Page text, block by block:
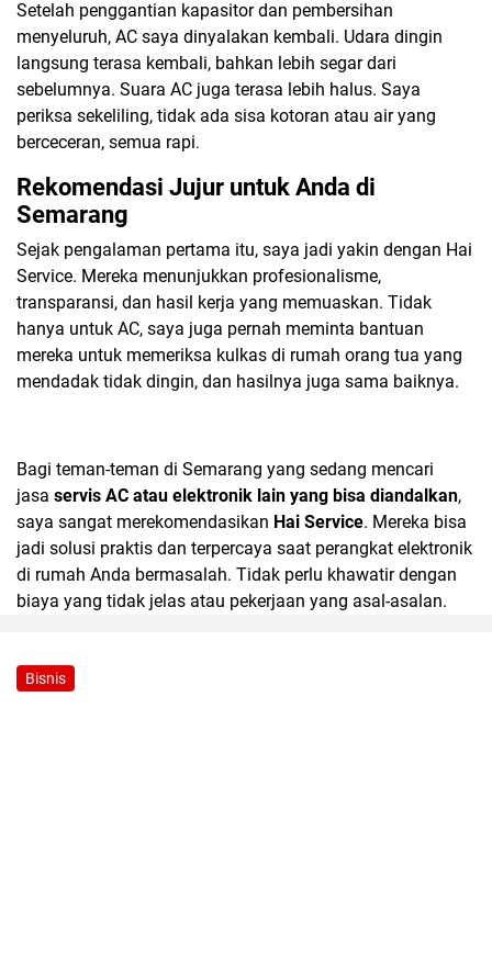
Setelah penggantian kapasitor dan pembersihan
menyeluruh, AC saya dinyalakan kembali. Udara dingin
langsung terasa kembali, bahkan lebih segar dari
sebelumnya. Suara AC juga terasa lebih halus. Saya
periksa sekeliling, tidak ada sisa kotoran atau air yang
berceceran, semua rapi.
Rekomendasi Jujur untuk Anda di
Semarang
Sejak pengalaman pertama itu, saya jadi yakin dengan Hai
Service. Mereka menunjukkan profesionalisme,
transparansi, dan hasil kerja yang memuaskan. Tidak
hanya untuk AC, saya juga pernah meminta bantuan
mereka untuk memeriksa kulkas di rumah orang tua yang
mendadak tidak dingin, dan hasilnya juga sama baiknya.
Bagi teman-teman di Semarang yang sedang mencari
jasa servis AC atau elektronik lain yang bisa diandalkan,
saya sangat merekomendasikan Hai Service. Mereka bisa
jadi solusi praktis dan terpercaya saat perangkat elektronik
di rumah Anda bermasalah. Tidak perlu khawatir dengan
biaya yang tidak jelas atau pekerjaan yang asal-asalan.
Bisnis